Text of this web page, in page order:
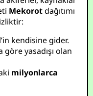
Mekorotdağıtımı
kendisine gider.
yasadışı olan
milyonlarca